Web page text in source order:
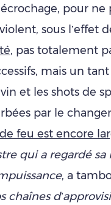
pour ne
sous l’effet
, pas totalement
mais un
et les shots de
par le
de feu est encore
qui a regardé sa
, a
chaînes